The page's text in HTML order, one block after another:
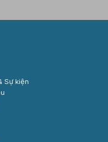
Sự kiện